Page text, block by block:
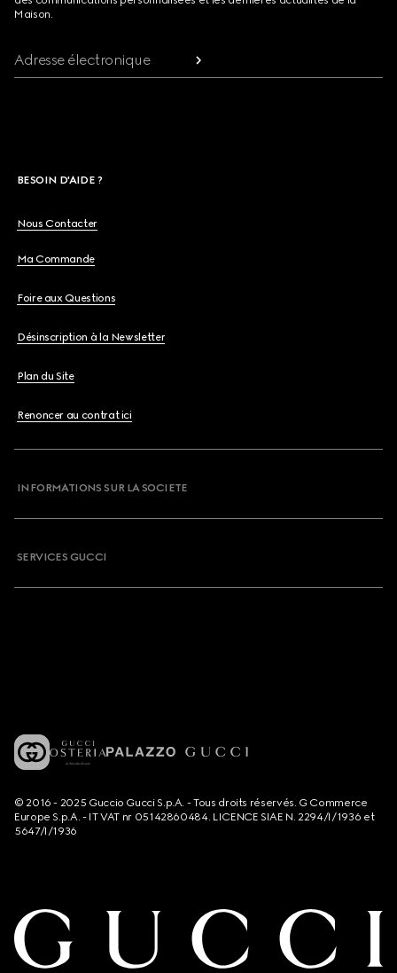
Maison.
Adresse électronique
BESOIN D'AIDE ?
Nous Contacter
Ma Commande
Foire aux Questions
Désinscription à la Newsletter
Plan du Site
Renoncer au contrat ici
INFORMATIONS SUR LA SOCIETE
SERVICES GUCCI
© 2016 - 2025 Guccio Gucci S.p.A. - Tous droits réservés. G Commerce
Europe S.p.A. - IT VAT nr 05142860484. LICENCE SIAE N. 2294/I/1936 et
5647/I/1936